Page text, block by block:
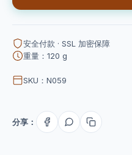
安全付款 · SSL 加密保障
重量：120 g
SKU：N059
分享：